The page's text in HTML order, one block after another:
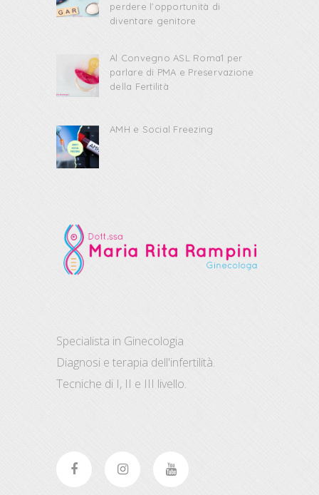
perdere l’opportunità di
diventare genitore
Al Convegno ASL Roma1 per
parlare di PMA e Preservazione
della Fertilità
AMH e Social Freezing
Specialista in Ginecologia
Diagnosi e terapia dell'infertilità.
Tecniche di I, II e III livello.